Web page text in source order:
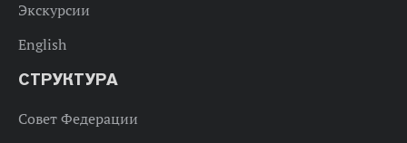
Экскурсии
English
СТРУКТУРА
Совет Федерации